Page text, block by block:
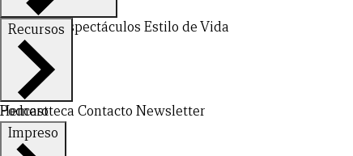
DeportesEspectáculos Estilo de Vida
Recursos
Hemeroteca Contacto Newsletter
Podcast
Impreso
CERRAR